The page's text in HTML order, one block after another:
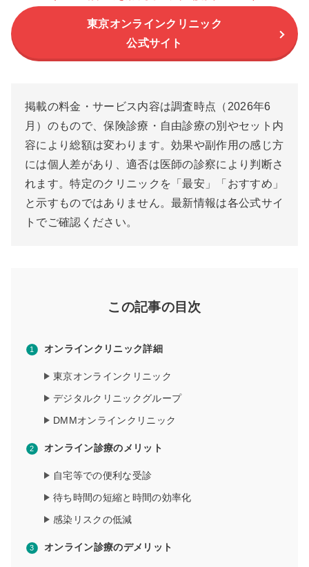
東京オンラインクリニック
公式サイト
掲載の料金・サービス内容は調査時点（2026年6
月）のもので、保険診療・自由診療の別やセット内
容により総額は変わります。効果や副作用の感じ方
には個人差があり、適否は医師の診察により判断さ
れます。特定のクリニックを「最安」「おすすめ」
と示すものではありません。最新情報は各公式サイ
トでご確認ください。
この記事の目次
オンラインクリニック詳細
東京オンラインクリニック
デジタルクリニックグループ
DMMオンラインクリニック
オンライン診療のメリット
自宅等での便利な受診
待ち時間の短縮と時間の効率化
感染リスクの低減
オンライン診療のデメリット